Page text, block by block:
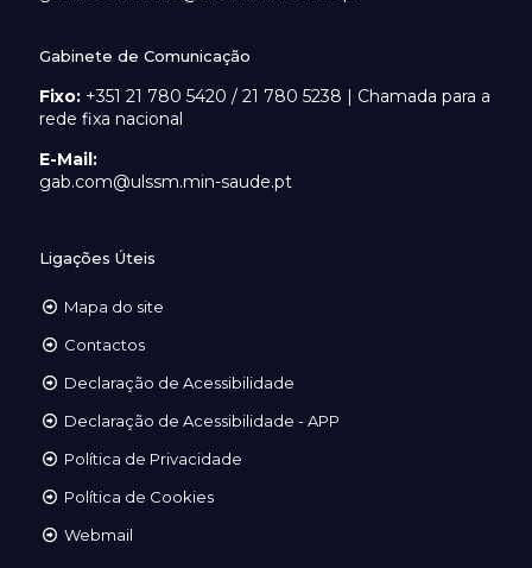
Gabinete de Comunicação
Fixo: +351 21 780 5420 / 21 780 5238 | Chamada para a
rede fixa nacional
E-Mail:
gab.com@ulssm.min-saude.pt
Ligações Úteis
Mapa do site
Contactos
Declaração de Acessibilidade
Declaração de Acessibilidade - APP
Política de Privacidade
Política de Cookies
Webmail